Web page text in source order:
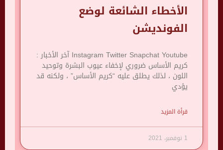
الأخطاء الشائعة لوضع
الفونديشن
Instagram Twitter Snapchat Youtube آخر الأخبار :
كريم الأساس ضروري لإخفاء عيوب البشرة وتوحيد
اللون ، لذلك يطلق عليه “كريم الأساس” ، ولكنه قد
يؤدي
قرأة المزيد
1 نوفمبر، 2021